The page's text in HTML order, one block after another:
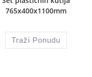
765x400x1100mm
Traži Ponudu